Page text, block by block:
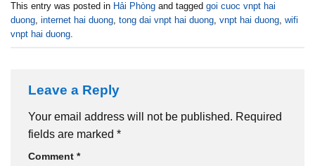
This entry was posted in Hải Phòng and tagged goi cuoc vnpt hai
duong, internet hai duong, tong dai vnpt hai duong, vnpt hai duong, wifi
vnpt hai duong.
Leave a Reply
Your email address will not be published. Required
fields are marked *
Comment *